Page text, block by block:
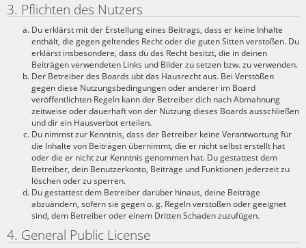
3. Pflichten des Nutzers
Du erklärst mit der Erstellung eines Beitrags, dass er keine Inhalte
enthält, die gegen geltendes Recht oder die guten Sitten verstoßen. Du
erklärst insbesondere, dass du das Recht besitzt, die in deinen
Beiträgen verwendeten Links und Bilder zu setzen bzw. zu verwenden.
Der Betreiber des Boards übt das Hausrecht aus. Bei Verstößen
gegen diese Nutzungsbedingungen oder anderer im Board
veröffentlichten Regeln kann der Betreiber dich nach Abmahnung
zeitweise oder dauerhaft von der Nutzung dieses Boards ausschließen
und dir ein Hausverbot erteilen.
Du nimmst zur Kenntnis, dass der Betreiber keine Verantwortung für
die Inhalte von Beiträgen übernimmt, die er nicht selbst erstellt hat
oder die er nicht zur Kenntnis genommen hat. Du gestattest dem
Betreiber, dein Benutzerkonto, Beiträge und Funktionen jederzeit zu
löschen oder zu sperren.
Du gestattest dem Betreiber darüber hinaus, deine Beiträge
abzuändern, sofern sie gegen o. g. Regeln verstoßen oder geeignet
sind, dem Betreiber oder einem Dritten Schaden zuzufügen.
4. General Public License